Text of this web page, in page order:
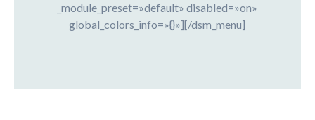
_module_preset=»default» disabled=»on»
global_colors_info=»{}»][/dsm_menu]